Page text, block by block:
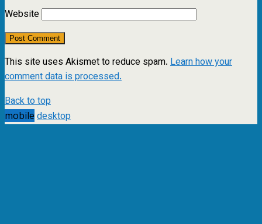
Website
This site uses Akismet to reduce spam. Learn how your
comment data is processed.
Back to top
mobile desktop